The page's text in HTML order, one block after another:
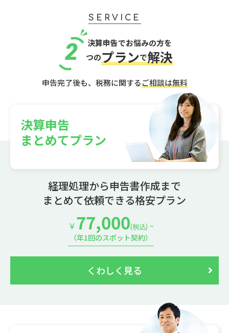
SERVICE
決算申告でお悩みの方を
2 つのプランで解決
申告完了後も、税務に関するご相談は無料
決算申告
まとめてプラン
経理処理から申告書作成まで
まとめて依頼できる格安プラン
￥77,000(税込) ~
（年1回のスポット契約）
くわしく見る